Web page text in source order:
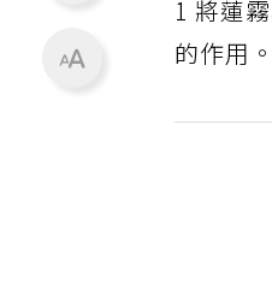
1 將蓮
的作用。